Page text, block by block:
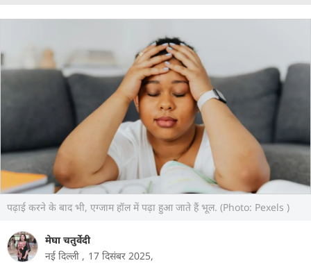
पढ़ाई करने के बाद भी, एग्जाम हॉल में पढ़ा हुआ जाते हैं भूल. (Photo: Pexels )
मेघा चतुर्वेदी
नई दिल्ली , 17 दिसंबर 2025,